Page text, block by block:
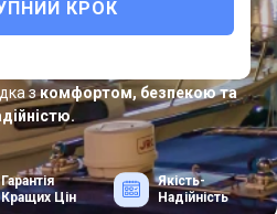
КРОК
зкомфортом, безпекою та
Гарантія
Кращих Цін
Якість-
Надійність